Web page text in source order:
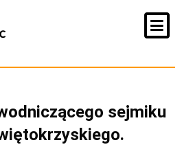
sejmiku